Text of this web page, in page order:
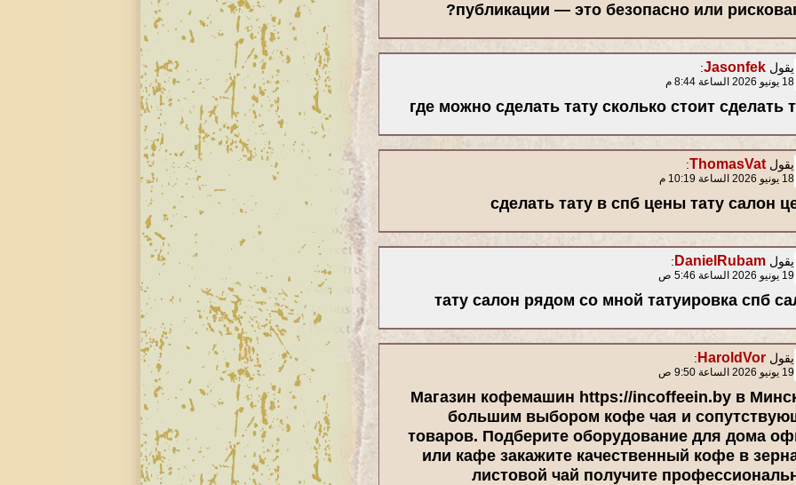
публикации — это безопасно или
يقول Jasonfek
:
18 يونيو 2026 الساعة 8:44 م
где можно сделать тату сколько стоит сделать
يقول ThomasVat
:
18 يونيو 2026 الساعة 10:19 م
сделать тату в спб цены тату салон
يقول DanielRubam
:
19 يونيو 2026 الساعة 5:46 ص
тату салон рядом со мной татуировка спб
يقول HaroldVor
:
19 يونيو 2026 الساعة 9:50 ص
Магазин кофемашин https://incoffeein.by в
большим выбором кофе чая и
товаров. Подберите оборудование для дома
или кафе закажите качественный кофе в
листовой чай получите